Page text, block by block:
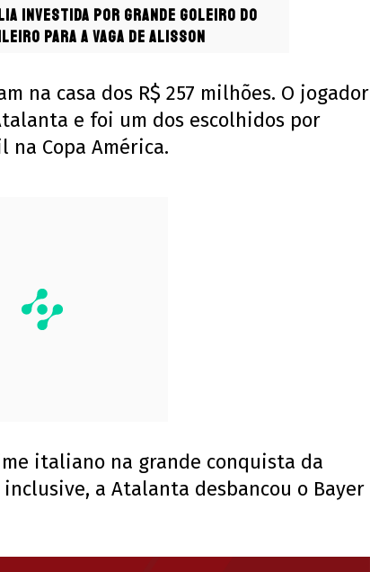
investida por grande goleiro do
para a vaga de Alisson
na casa dos R$ 257 milhões. O jogador
e foi um dos escolhidos por
na Copa América.
italiano na grande conquista da
a Atalanta desbancou o Bayer